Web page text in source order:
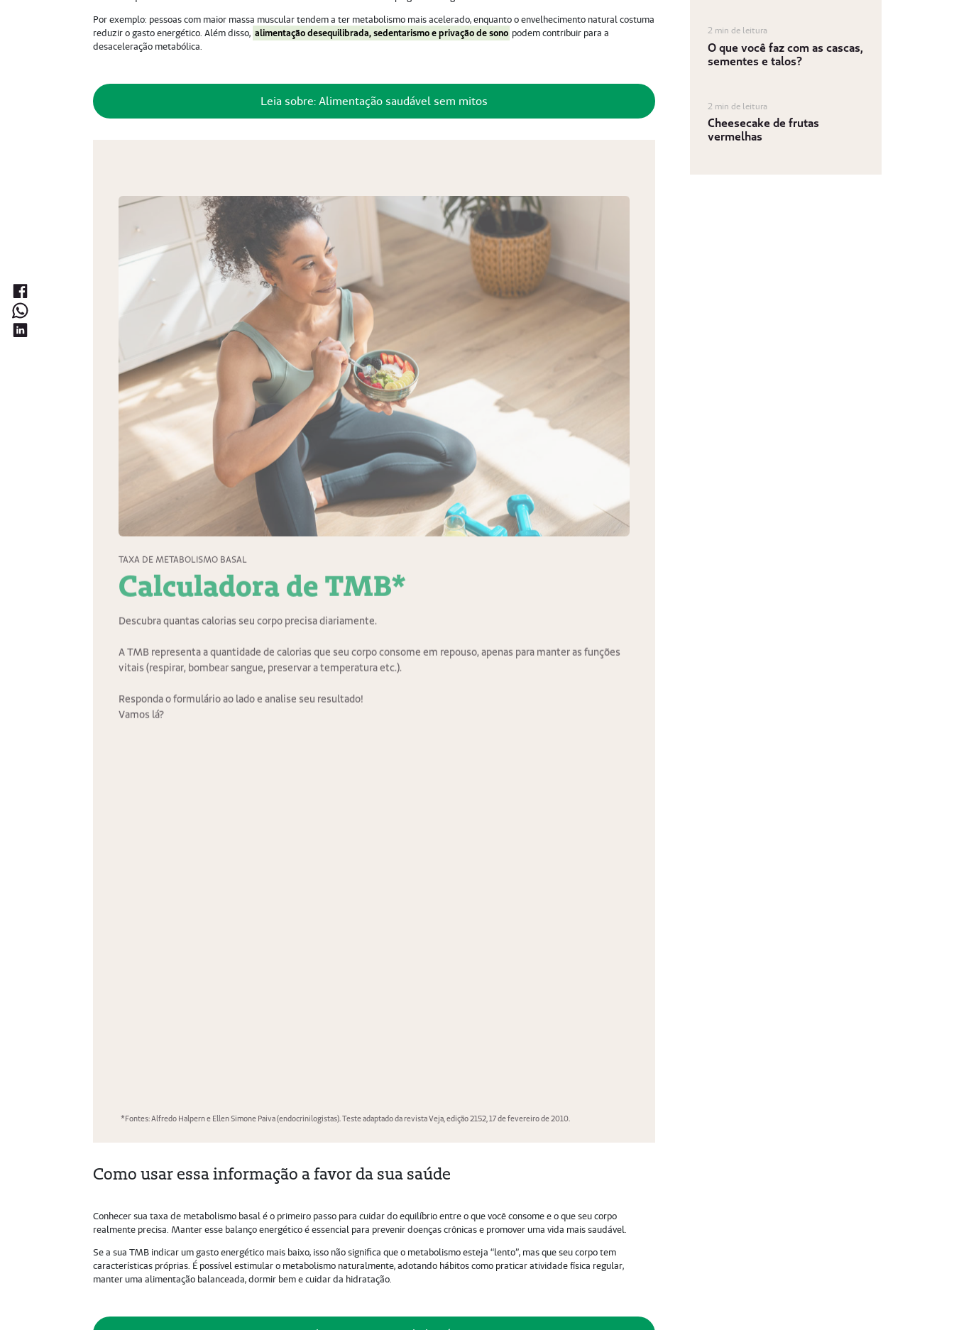
Por exemplo: pessoas com maior massa muscular tendem a ter metabolismo mais acelerado, enquanto o envelhecimento natural costuma
reduzir o gasto energético. Além disso, alimentação desequilibrada, sedentarismo e privação de sono podem contribuir para a
desaceleração metabólica.
Leia sobre: Alimentação saudável sem mitos
Como usar essa informação a favor da sua saúde
Conhecer sua taxa de metabolismo basal é o primeiro passo para cuidar do equilíbrio entre o que você consome e o que seu corpo
realmente precisa. Manter esse balanço energético é essencial para prevenir doenças crônicas e promover uma vida mais saudável.
Se a sua TMB indicar um gasto energético mais baixo, isso não significa que o metabolismo esteja “lento”, mas que seu corpo tem
características próprias. É possível estimular o metabolismo naturalmente, adotando hábitos como praticar atividade física regular,
manter uma alimentação balanceada, dormir bem e cuidar da hidratação.
2 min de leitura
O que você faz com as cascas,
sementes e talos?
2 min de leitura
Cheesecake de frutas
vermelhas